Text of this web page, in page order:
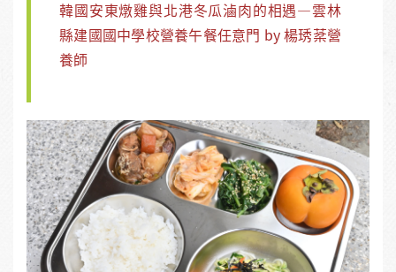
韓國安東燉雞與北港冬瓜滷肉的相遇—雲林
縣建國國中學校營養午餐任意門 by 楊琇棻營
養師